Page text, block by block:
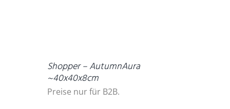
Shopper – AutumnAura
~40x40x8cm
Preise nur für B2B.